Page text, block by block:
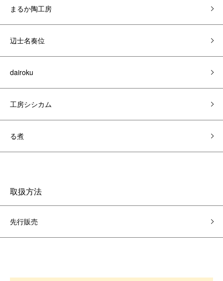
まるか陶工房
辺士名奏位
dairoku
工房シシカム
る煮
取扱方法
先行販売